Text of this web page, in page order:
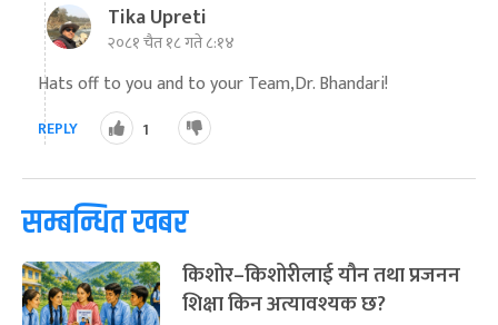
Tika Upreti
२०८१ चैत १८ गते ८:१४
Hats off to you and to your Team,Dr. Bhandari!
REPLY 1
सम्बन्धित खबर
किशोर–किशोरीलाई यौन तथा प्रजनन
शिक्षा किन अत्यावश्यक छ?